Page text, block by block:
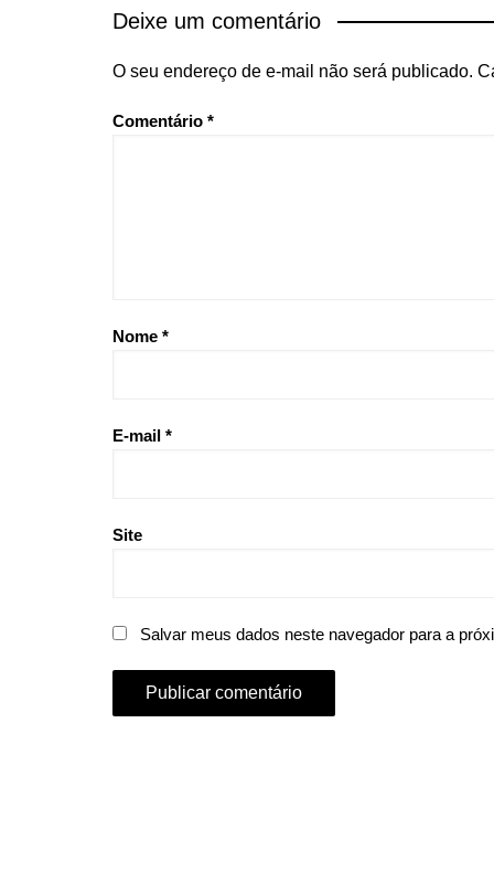
Deixe um comentário
O seu endereço de e-mail não será publicado.
Comentário *
Nome *
E-mail *
Site
Salvar meus dados neste navegador para a